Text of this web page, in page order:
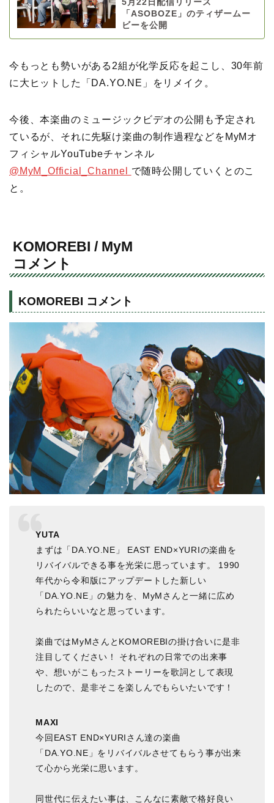
5月22日配信リリース
「ASOBOZE」のティザームー
ビーを公開
今もっとも勢いがある2組が化学反応を起こし、30年前
に大ヒットした「DA.YO.NE」をリメイク。
今後、本楽曲のミュージックビデオの公開も予定され
ているが、それに先駆け楽曲の制作過程などをMyMオ
フィシャルYouTubeチャンネル
@MyM_Official_Channel で随時公開していくとのこ
と。
KOMOREBI / MyM
コメント
KOMOREBI コメント
YUTA
まずは「DA.YO.NE」 EAST END×YURIの楽曲を
リバイバルできる事を光栄に思っています。 1990
年代から令和版にアップデートした新しい
「DA.YO.NE」の魅力を、MyMさんと一緒に広め
られたらいいなと思っています。
楽曲ではMyMさんとKOMOREBIの掛け合いに是非
注目してください！ それぞれの日常での出来事
や、想いがこもったストーリーを歌詞として表現
したので、是非そこを楽しんでもらいたいです！
MAXI
今回EAST END×YURIさん達の楽曲
「DA.YO.NE」をリバイバルさせてもらう事が出来
て心から光栄に思います。
同世代に伝えたい事は、こんなに素敵で格好良い